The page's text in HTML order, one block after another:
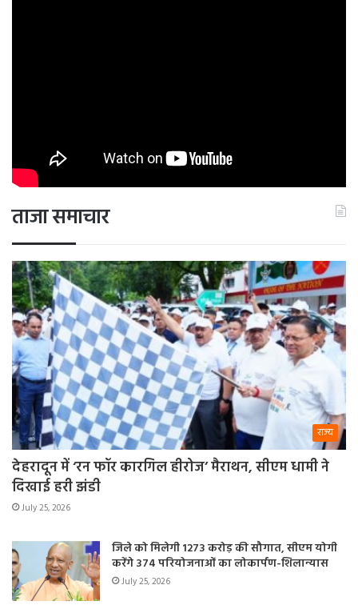
ताजा समाचार
राज्य
देहरादून में ‘रन फॉर कारगिल हीरोज’ मैराथन, सीएम धामी ने
दिखाई हरी झंडी
July 25, 2026
जिले को मिलेगी 1273 करोड़ की सौगात, सीएम योगी
करेंगे 374 परियोजनाओं का लोकार्पण-शिलान्यास
July 25, 2026